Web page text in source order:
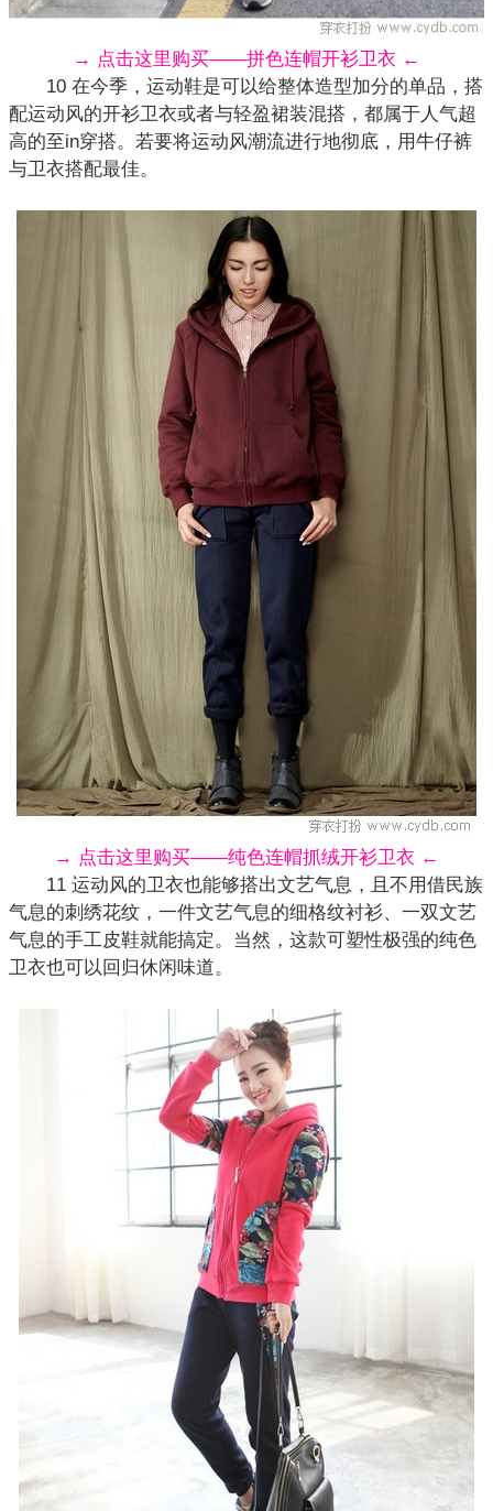
→ 点击这里购买——拼色连帽开衫卫衣 ←
10 在今季，运动鞋是可以给整体造型加分的单品，搭
配运动风的开衫卫衣或者与轻盈裙装混搭，都属于人气超
高的至in穿搭。若要将运动风潮流进行地彻底，用牛仔裤
与卫衣搭配最佳。
→ 点击这里购买——纯色连帽抓绒开衫卫衣 ←
11 运动风的卫衣也能够搭出文艺气息，且不用借民族
气息的刺绣花纹，一件文艺气息的细格纹衬衫、一双文艺
气息的手工皮鞋就能搞定。当然，这款可塑性极强的纯色
卫衣也可以回归休闲味道。